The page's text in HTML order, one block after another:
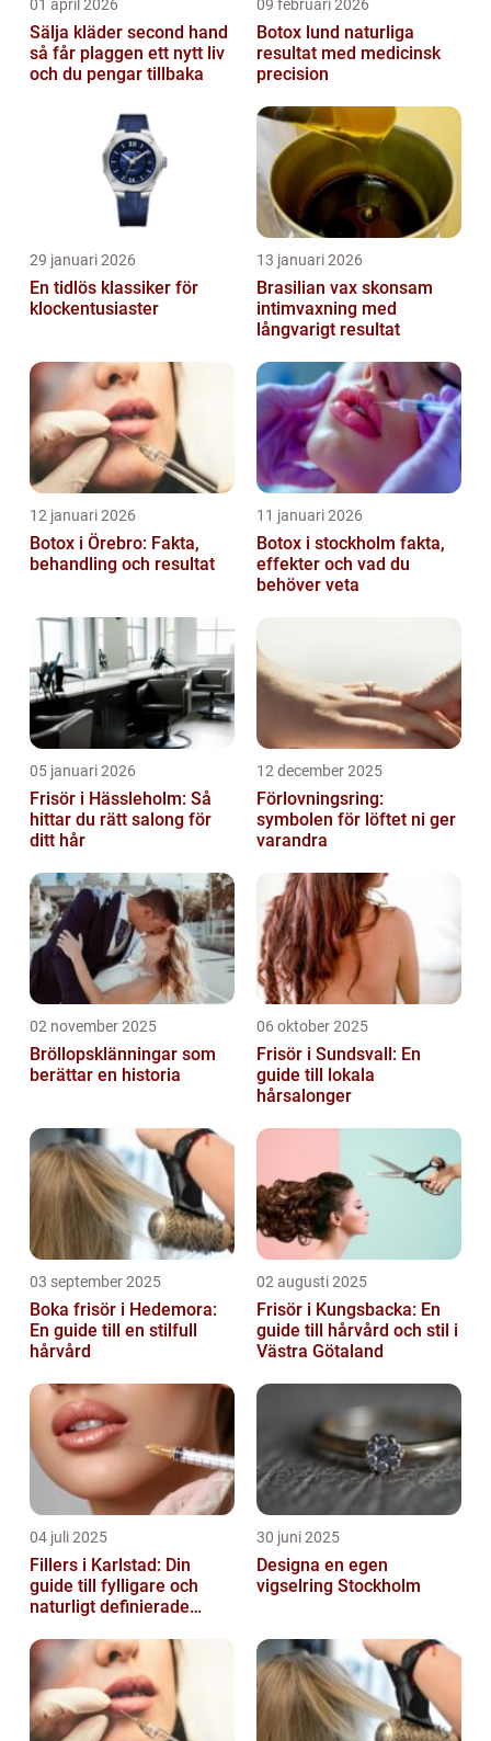
01 april 2026
Sälja kläder second hand
så får plaggen ett nytt liv
och du pengar tillbaka
09 februari 2026
Botox lund naturliga
resultat med medicinsk
precision
29 januari 2026
En tidlös klassiker för
klockentusiaster
13 januari 2026
Brasilian vax skonsam
intimvaxning med
långvarigt resultat
12 januari 2026
Botox i Örebro: Fakta,
behandling och resultat
11 januari 2026
Botox i stockholm fakta,
effekter och vad du
behöver veta
05 januari 2026
Frisör i Hässleholm: Så
hittar du rätt salong för
ditt hår
12 december 2025
Förlovningsring:
symbolen för löftet ni ger
varandra
02 november 2025
Bröllopsklänningar som
berättar en historia
06 oktober 2025
Frisör i Sundsvall: En
guide till lokala
hårsalonger
03 september 2025
Boka frisör i Hedemora:
En guide till en stilfull
hårvård
02 augusti 2025
Frisör i Kungsbacka: En
guide till hårvård och stil i
Västra Götaland
04 juli 2025
Fillers i Karlstad: Din
guide till fylligare och
naturligt definierade
30 juni 2025
Designa en egen
vigselring Stockholm